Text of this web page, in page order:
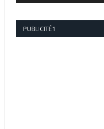
PUBLICITÉ1